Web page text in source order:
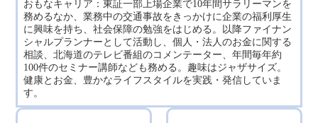
おもなキャリア：東証一部上場企業で10年間サラリーマンを
務めるなか、業務中の交通事故をきっかけに企業の福利厚生
に興味を持ち、社会保障の勉強をはじめる。以降ファイナン
シャルプランナーとして活動し、個人・法人のお金に関する
相談、北海道のテレビ番組のコメンテーター、年間毎年約
100件のセミナー講師なども務める。趣味はジャザサイズ。
健康とお金、豊かなライフスタイルを実践・発信していま
す。